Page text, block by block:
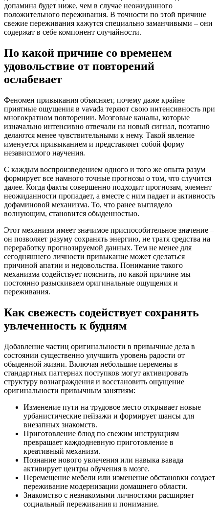
допамина будет ниже, чем в случае неожиданного
положительного переживания. В точности по этой причине
свежие переживания кажутся специально заманчивыми – они
содержат в себе компонент случайности.
По какой причине со временем
удовольствие от повторений
ослабевает
Феномен привыкания объясняет, почему даже крайне
приятные ощущения в vavada теряют свою интенсивность при
многократном повторении. Мозговые каналы, которые
изначально интенсивно отвечали на новый сигнал, поэтапно
делаются менее чувствительными к нему. Такой явление
именуется привыканием и представляет собой форму
независимого научения.
С каждым воспроизведением одного и того же опыта разум
формирует все намного точные прогнозы о том, что случится
далее. Когда факты совершенно подходит прогнозам, элемент
неожиданности пропадает, а вместе с ним падает и активность
дофаминовой механизма. То, что ранее выглядело
волнующим, становится обыденностью.
Этот механизм имеет значимое приспособительное значение –
он позволяет разуму сохранять энергию, не тратя средства на
переработку прогнозируемой данных. Тем не менее для
сегодняшнего личности привыкание может сделаться
причиной апатии и недовольства. Понимание такого
механизма содействует пояснить, по какой причине мы
постоянно разыскиваем оригинальные ощущения и
переживания.
Как свежесть содействует сохранять
увлеченность к будням
Добавление частиц оригинальности в привычные дела в
состоянии существенно улучшить уровень радости от
обыденной жизни. Включая небольшие перемены в
стандартных паттернах поступков могут активировать
структуру вознаграждения и восстановить ощущение
оригинальности привычным занятиям:
Изменение пути на трудовое место открывает новые
урбанистические пейзажи и формирует шансы для
внезапных знакомств.
Приготовление блюд по свежим инструкциям
превращает каждодневную приготовление в
креативный механизм.
Познание нового увлечения или навыка вавада
активирует центры обучения в мозге.
Перемещение мебели или изменение обстановки создает
переживание модернизации домашнего области.
Знакомство с незнакомыми личностями расширяет
социальный переживания и понимание.